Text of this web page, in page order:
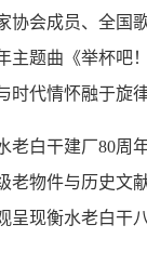
协会成员、全国
主题曲《举杯吧
时代情怀融于旋律
老白干建厂80周
老物件与历史文
呈现衡水老白干